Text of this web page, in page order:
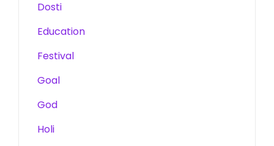
Dosti
Education
Festival
Goal
God
Holi